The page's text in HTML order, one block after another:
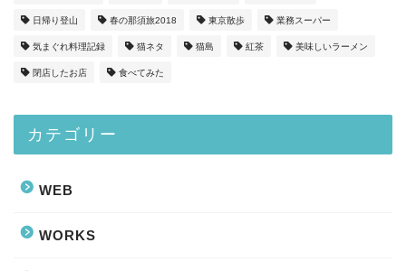
日帰り登山 春の那須旅2018 東京散歩 業務スーパー
気まぐれ料理記録 猫ネタ 猫島 紅茶 美味しいラーメン
閉店したお店 食べてみた
カテゴリー
WEB
WORKS